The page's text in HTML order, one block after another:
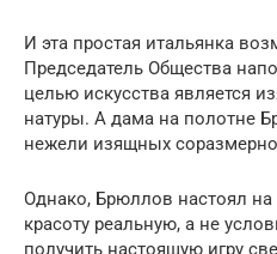
И эта простая итальянка
Председатель Общества
целью искусства является
натуры. А дама на полотне
нежели изящных
Однако, Брюллов настоял
красоту реальную, а не
получить настоящую игру